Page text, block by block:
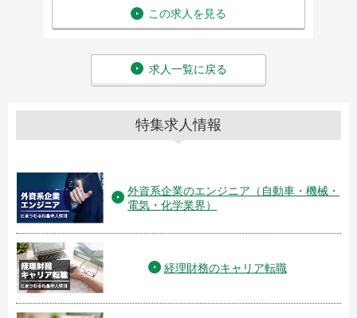
この求人を見る
求人一覧に戻る
特集求人情報
外資系企業のエンジニア（自動車・機械・
電気・化学業界）
経理財務のキャリア転職